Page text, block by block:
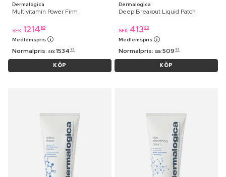
Dermalogica
Multivitamin Power Firm
SEK 1214 95
Medlemspris
Normalpris: SEK 1534 95
KÖP
Dermalogica
Deep Breakout Liquid Patch
SEK 413 95
Medlemspris
Normalpris: SEK 509 95
KÖP